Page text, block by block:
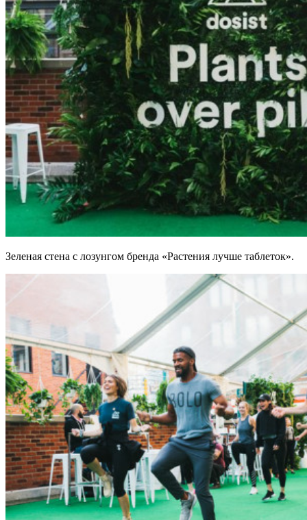
Зеленая стена с лозунгом бренда «Растения лучше таблеток».